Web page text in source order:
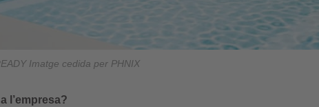
Imatge cedida per PHNIX
l’empresa?